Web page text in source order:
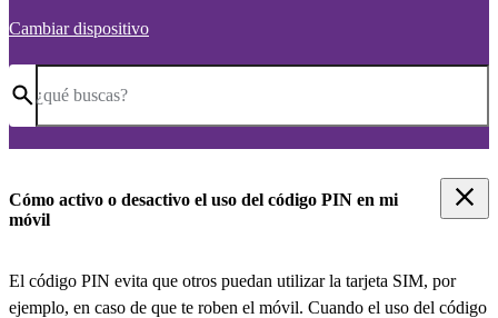
Cambiar dispositivo
¿qué buscas?
Cómo activo o desactivo el uso del código PIN en mi
móvil
El código PIN evita que otros puedan utilizar la tarjeta SIM, por
ejemplo, en caso de que te roben el móvil. Cuando el uso del código